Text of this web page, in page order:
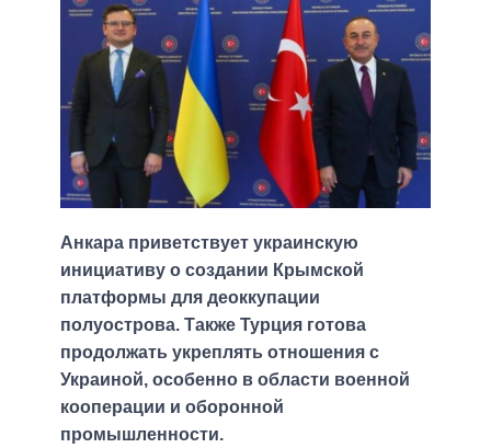
Анкара приветствует украинскую
инициативу о создании Крымской
платформы для деоккупации
полуострова. Также Турция готова
продолжать укреплять отношения с
Украиной, особенно в области военной
кооперации и оборонной
промышленности.